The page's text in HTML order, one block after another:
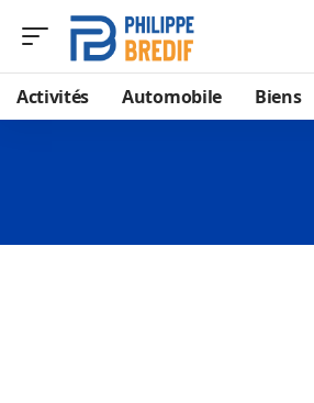
Activités Automobile Biens